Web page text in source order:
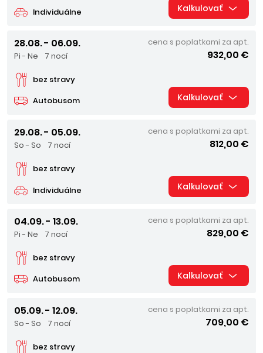
Individuálne Kalkulovať
28.08. - 06.09.
Pi - Ne 7 nocí
Autobusom
bez stravy
cena s poplatkami za apt.
932,00 €
Kalkulovať
29.08. - 05.09.
So - So 7 nocí
Individuálne
bez stravy
cena s poplatkami za apt.
812,00 €
Kalkulovať
04.09. - 13.09.
Pi - Ne 7 nocí
Autobusom
bez stravy
cena s poplatkami za apt.
829,00 €
Kalkulovať
05.09. - 12.09.
So - So 7 nocí
bez stravy
cena s poplatkami za apt.
709,00 €